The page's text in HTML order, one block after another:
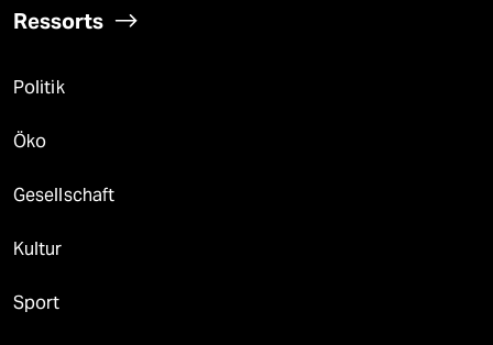
Ressorts
Politik
Öko
Gesellschaft
Kultur
Sport